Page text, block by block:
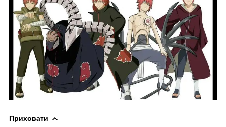
Приховати